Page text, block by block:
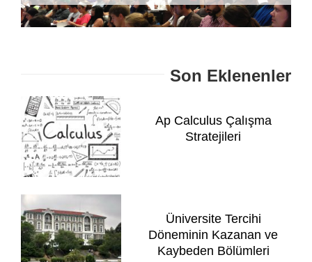
Son Eklenenler
Ap Calculus Çalışma
Stratejileri
Üniversite Tercihi
Döneminin Kazanan ve
Kaybeden Bölümleri